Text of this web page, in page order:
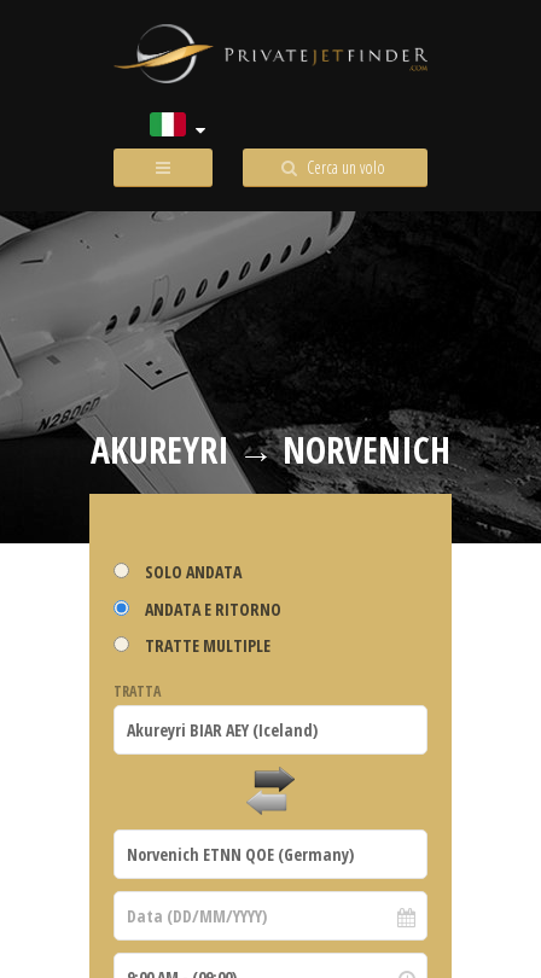
Cerca un volo
AKUREYRI → NORVENICH
SOLO ANDATA
ANDATA E RITORNO
TRATTE MULTIPLE
TRATTA